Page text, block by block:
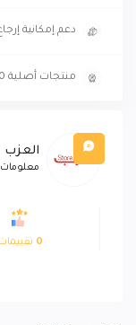
دعم إمكانية
منتجات أصلية 100%
العزب
معلومات
0 تقييمات